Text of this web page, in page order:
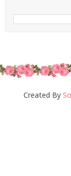
Created By